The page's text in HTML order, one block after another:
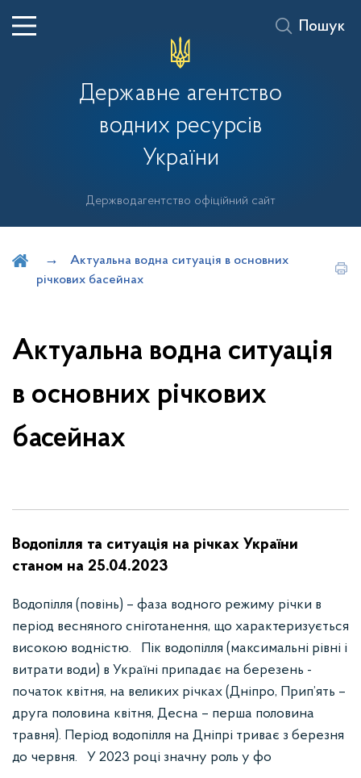
Державне агентство
водних ресурсів
України
Держводагентство офіційний сайт
Пошук
Актуальна водна ситуація в основних
річкових басейнах
Актуальна водна ситуація
в основних річкових
басейнах
Водопілля та ситуація на річках України
станом на 25.04.2023
Водопілля (повінь) – фаза водного режиму річки в
період весняного сніготанення, що характеризується
високою водністю. Пік водопілля (максимальні рівні і
витрати води) в Україні припадає на березень -
початок квітня, на великих річках (Дніпро, Прип’ять –
друга половина квітня, Десна – перша половина
травня). Період водопілля на Дніпрі триває з березня
до червня. У 2023 році значну роль у фо